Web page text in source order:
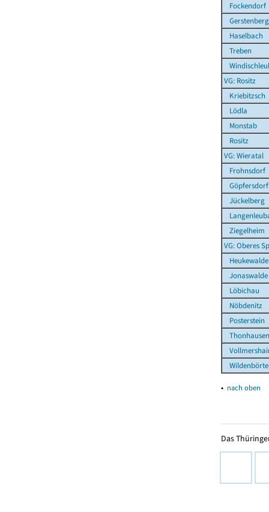
Fockendorf
Gerstenberg
Haselbach
Treben
VG: Rositz
Kriebitzsch
Lödla
Monstab
Rositz
VG: Wieratal
Frohnsdorf
Göpfersdorf
Jückelberg
Ziegelheim
VG: Oberes
Heukewalde
Jonaswalde
Löbichau
Nöbdenitz
Posterstein
Thonhausen
▴ nach oben
Das